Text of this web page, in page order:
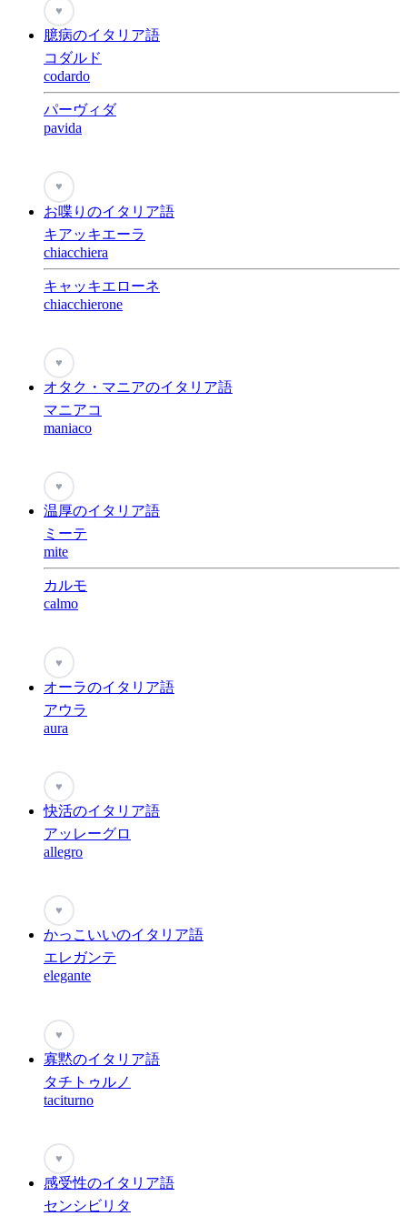
♥
臆病のイタリア語
コダルド
codardo
パーヴィダ
pavida
♥
お喋りのイタリア語
キアッキエーラ
chiacchiera
キャッキエローネ
chiacchierone
♥
オタク・マニアのイタリア語
マニアコ
maniaco
♥
温厚のイタリア語
ミーテ
mite
カルモ
calmo
♥
オーラのイタリア語
アウラ
aura
♥
快活のイタリア語
アッレーグロ
allegro
♥
かっこいいのイタリア語
エレガンテ
elegante
♥
寡黙のイタリア語
タチトゥルノ
taciturno
♥
感受性のイタリア語
センシビリタ